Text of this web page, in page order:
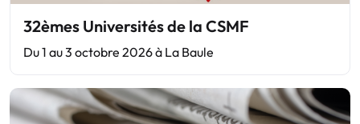
32èmes Universités de la CSMF
Du 1 au 3 octobre 2026 à La Baule